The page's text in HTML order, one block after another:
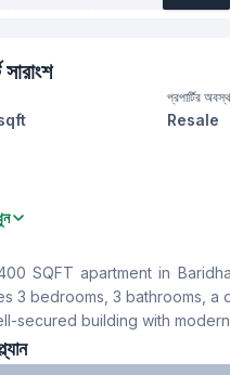
সারাংশ
প্রপার্টির
Resale
Tiled
SQFT apartment in
3 bedrooms, 3 bathrooms,
secured building with